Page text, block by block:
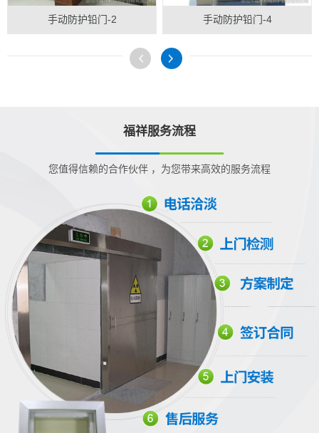
手动防护铅门-2 手动防护铅门-4
福祥服务流程
您值得信赖的合作伙伴 ，为您带来高效的服务流程